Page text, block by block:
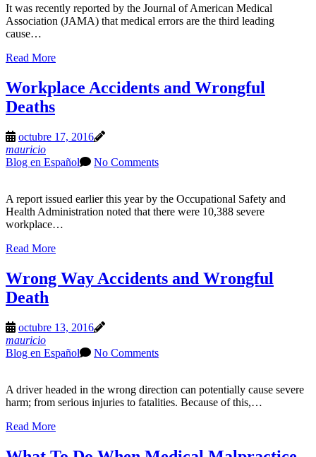
It was recently reported by the Journal of American Medical
Association (JAMA) that medical errors are the third leading
cause…
Read More
Workplace Accidents and Wrongful
Deaths
octubre 17, 2016
mauricio
Blog en Español
No Comments
A report issued earlier this year by the Occupational Safety and
Health Administration noted that there were 10,388 severe
workplace…
Read More
Wrong Way Accidents and Wrongful
Death
octubre 13, 2016
mauricio
Blog en Español
No Comments
A driver headed in the wrong direction can potentially cause severe
harm; from serious injuries to fatalities. Because of this,…
Read More